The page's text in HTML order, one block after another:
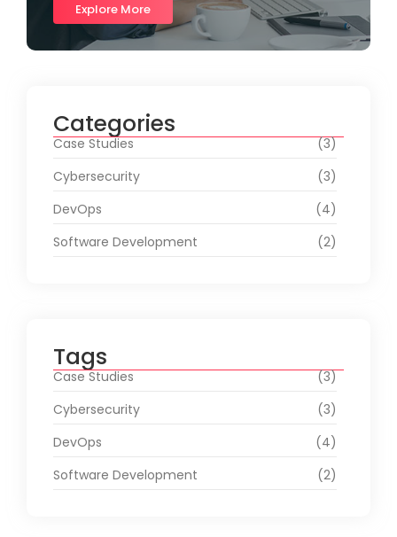
Explore More
Categories
Case Studies
(3)
Cybersecurity
(3)
DevOps
(4)
Software Development
(2)
Tags
Case Studies
(3)
Cybersecurity
(3)
DevOps
(4)
Software Development
(2)